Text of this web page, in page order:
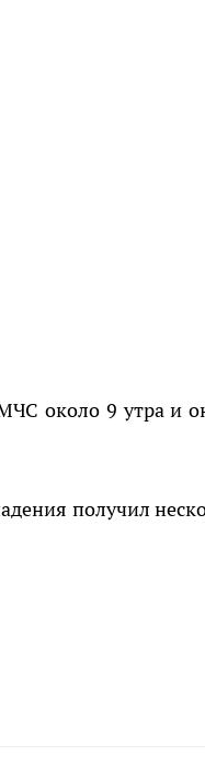
около 9 утра и
получил